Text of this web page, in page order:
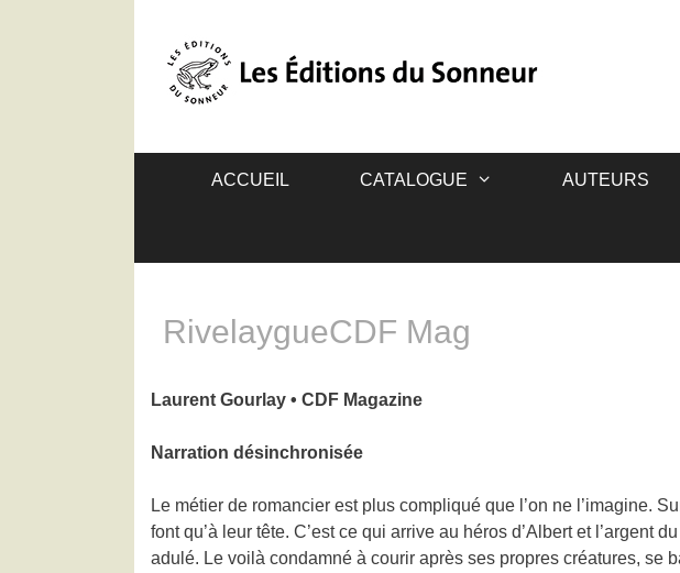
ACCUEIL CATALOGUE AUTEURS
RivelaygueCDF Mag
Laurent Gourlay • CDF Magazine
Narration désinchronisée
Le métier de romancier est plus compliqué que l’on ne l’imagine.
font qu’à leur tête. C’est ce qui arrive au héros d’Albert et
adulé. Le voilà condamné à courir après ses propres créatures, se